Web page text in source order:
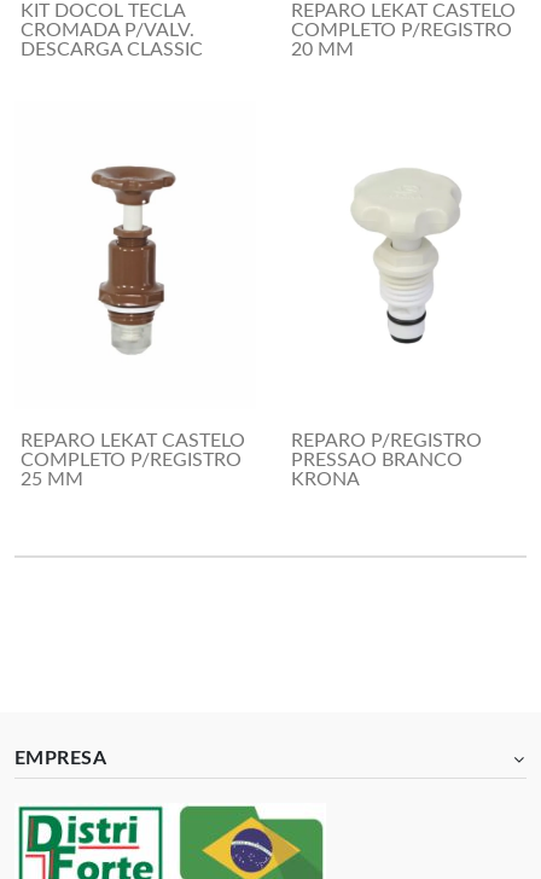
KIT DOCOL TECLA
CROMADA P/VALV.
DESCARGA CLASSIC
REPARO LEKAT CASTELO
COMPLETO P/REGISTRO
20 MM
REPARO LEKAT CASTELO
COMPLETO P/REGISTRO
25 MM
REPARO P/REGISTRO
PRESSAO BRANCO
KRONA
EMPRESA